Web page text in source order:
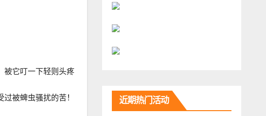
被它叮一下轻则头疼
被蜱虫骚扰的苦！
近期热门活动